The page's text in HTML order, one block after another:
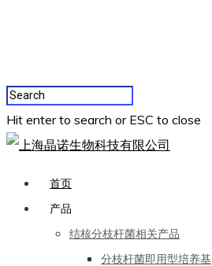
Hit enter to search or ESC to close
首页
产品
结核分枝杆菌相关产品
分枝杆菌即用型培养基